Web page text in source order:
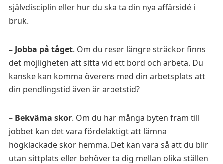
självdisciplin eller hur du ska ta din nya affärsidé i
bruk.
– Jobba på tåget. Om du reser längre sträckor finns
det möjligheten att sitta vid ett bord och arbeta. Du
kanske kan komma överens med din arbetsplats att
din pendlingstid även är arbetstid?
– Bekväma skor. Om du har många byten fram till
jobbet kan det vara fördelaktigt att lämna
högklackade skor hemma. Det kan vara så att du blir
utan sittplats eller behöver ta dig mellan olika ställen